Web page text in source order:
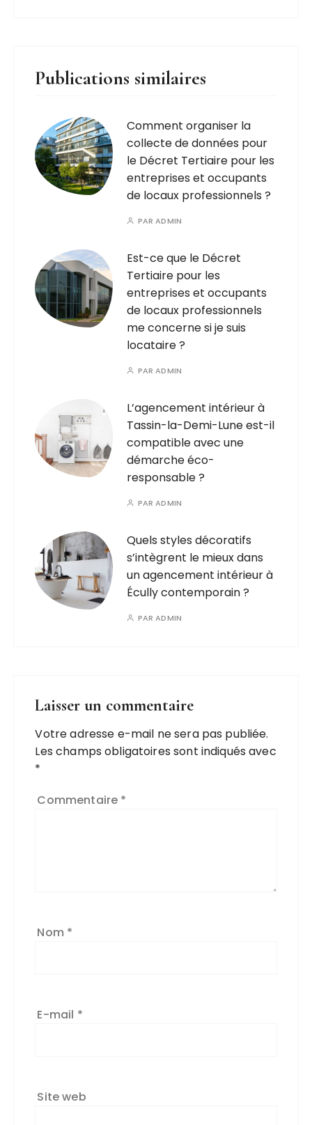
Publications similaires
Comment organiser la
collecte de données pour
le Décret Tertiaire pour les
entreprises et occupants
de locaux professionnels ?
PARADMIN
Est-ce que le Décret
Tertiaire pour les
entreprises et occupants
de locaux professionnels
me concerne si je suis
locataire ?
PARADMIN
L’agencement intérieur à
Tassin-la-Demi-Lune est-il
compatible avec une
démarche éco-
responsable ?
PARADMIN
Quels styles décoratifs
s’intègrent le mieux dans
un agencement intérieur à
Écully contemporain ?
PARADMIN
Laisser un commentaire
Votre adresse e-mail ne sera pas publiée.
Les champs obligatoires sont indiqués avec
*
Commentaire *
Nom *
E-mail *
Site web
A
l
t
r